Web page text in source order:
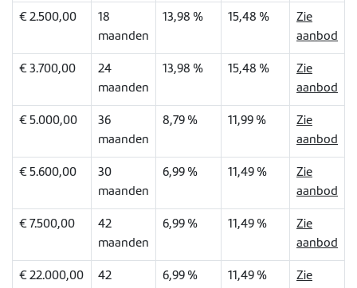
€ 2.500,00
18
maanden
13,98 % 15,48 %
Zie
aanbod
€ 3.700,00
24
maanden
13,98 % 15,48 %
Zie
aanbod
€ 5.000,00
36
maanden
8,79 % 11,99 %
Zie
aanbod
€ 5.600,00
30
maanden
6,99 % 11,49 %
Zie
aanbod
€ 7.500,00
42
maanden
6,99 % 11,49 %
Zie
aanbod
€ 22.000,00
42
6,99 % 11,49 %
Zie